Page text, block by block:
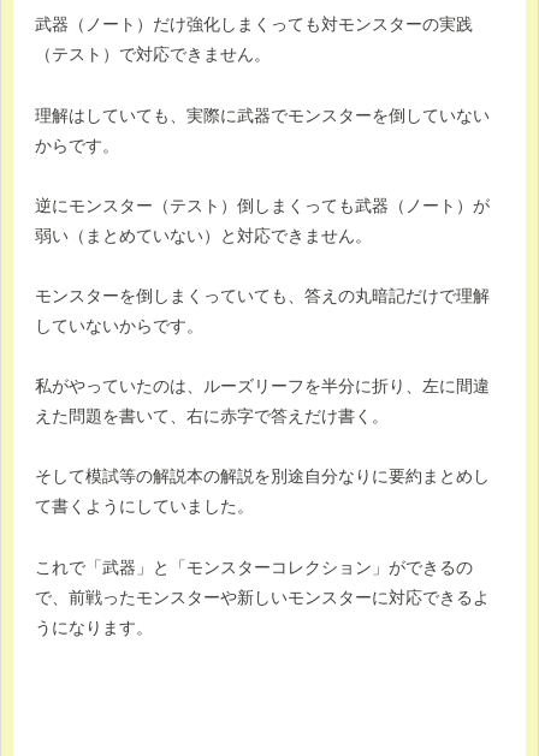
武器（ノート）だけ強化しまくっても対モンスターの実践
（テスト）で対応できません。
理解はしていても、実際に武器でモンスターを倒していない
からです。
逆にモンスター（テスト）倒しまくっても武器（ノート）が
弱い（まとめていない）と対応できません。
モンスターを倒しまくっていても、答えの丸暗記だけで理解
していないからです。
私がやっていたのは、ルーズリーフを半分に折り、左に間違
えた問題を書いて、右に赤字で答えだけ書く。
そして模試等の解説本の解説を別途自分なりに要約まとめし
て書くようにしていました。
これで「武器」と「モンスターコレクション」ができるの
で、前戦ったモンスターや新しいモンスターに対応できるよ
うになります。